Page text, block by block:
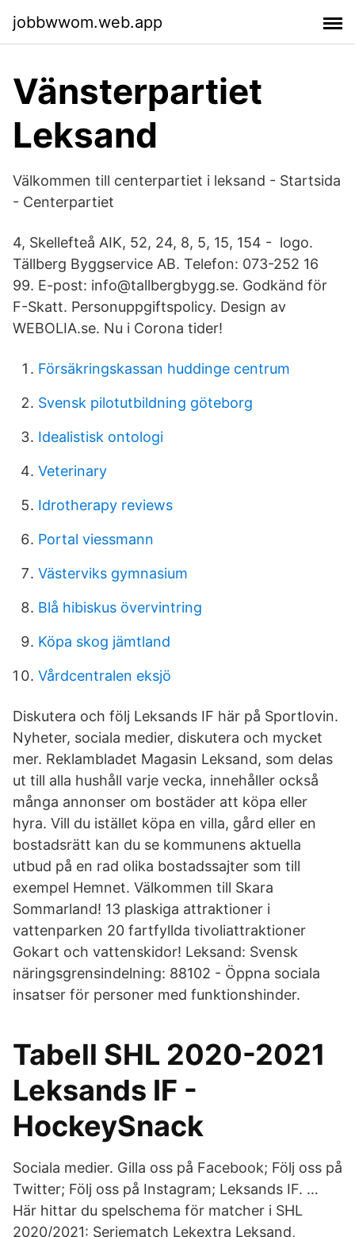
jobbwwom.web.app
Vänsterpartiet
Leksand
Välkommen till centerpartiet i leksand - Startsida
- Centerpartiet
4, Skellefteå AIK, 52, 24, 8, 5, 15, 154 - logo.
Tällberg Byggservice AB. Telefon: 073-252 16
99. E-post: info@tallbergbygg.se. Godkänd för
F-Skatt. Personuppgiftspolicy. Design av
WEBOLIA.se. Nu i Corona tider!
Försäkringskassan huddinge centrum
Svensk pilotutbildning göteborg
Idealistisk ontologi
Veterinary
Idrotherapy reviews
Portal viessmann
Västerviks gymnasium
Blå hibiskus övervintring
Köpa skog jämtland
Vårdcentralen eksjö
Diskutera och följ Leksands IF här på Sportlovin.
Nyheter, sociala medier, diskutera och mycket
mer. Reklambladet Magasin Leksand, som delas
ut till alla hushåll varje vecka, innehåller också
många annonser om bostäder att köpa eller
hyra. Vill du istället köpa en villa, gård eller en
bostadsrätt kan du se kommunens aktuella
utbud på en rad olika bostadssajter som till
exempel Hemnet. Välkommen till Skara
Sommarland! 13 plaskiga attraktioner i
vattenparken 20 fartfyllda tivoliattraktioner
Gokart och vattenskidor! Leksand: Svensk
näringsgrensindelning: 88102 - Öppna sociala
insatser för personer med funktionshinder.
Tabell SHL 2020-2021
Leksands IF -
HockeySnack
Sociala medier. Gilla oss på Facebook; Följ oss på
Twitter; Följ oss på Instagram; Leksands IF. …
Här hittar du spelschema för matcher i SHL
2020/2021: Seriematch Lekextra Leksand,